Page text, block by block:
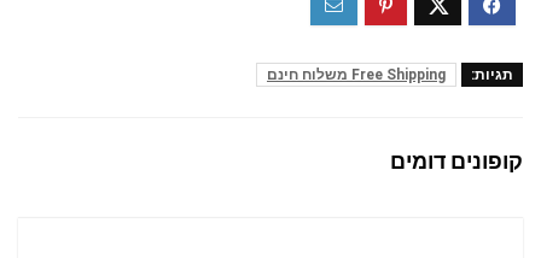
תגיות: Free Shipping משלוח חינם
קופונים דומים